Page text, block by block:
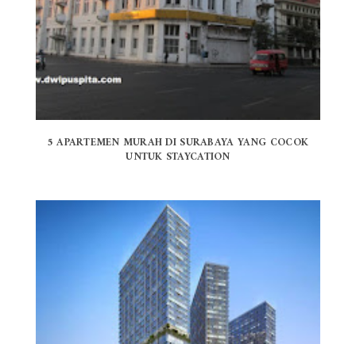
5 APARTEMEN MURAH DI SURABAYA YANG COCOK
UNTUK STAYCATION